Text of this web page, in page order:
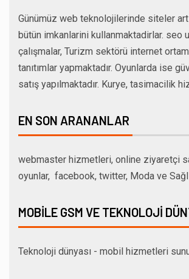
Günümüz web teknolojilerinde siteler
bütün imkanlarini kullanmaktadirlar. seo
çalışmalar, Turizm sektörü internet
tanıtımlar yapmaktadır. Oyunlarda ise
satış yapılmaktadır. Kurye, tasimacilik
EN SON ARANANLAR
webmaster hizmetleri, online ziyaretçi
oyunlar, facebook, twitter, Moda ve
MOBILE GSM VE TEKNOLOJI
Teknoloji dünyası - mobil hizmetleri